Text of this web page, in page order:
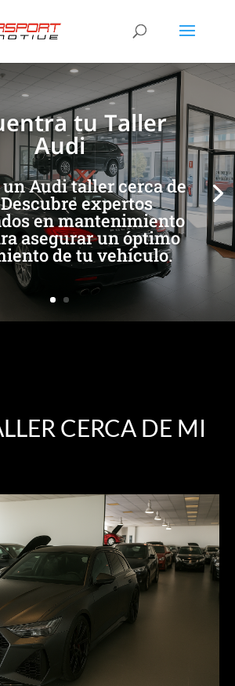
tu Taller
Audi
un Audi taller cerca de
expertos
en mantenimiento
asegurar un óptimo
de tu vehículo.
CERCA DE MI